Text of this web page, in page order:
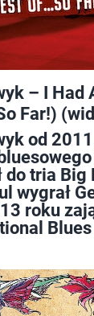
– I Had
Far!)
od
do tria Big
wygrał
roku